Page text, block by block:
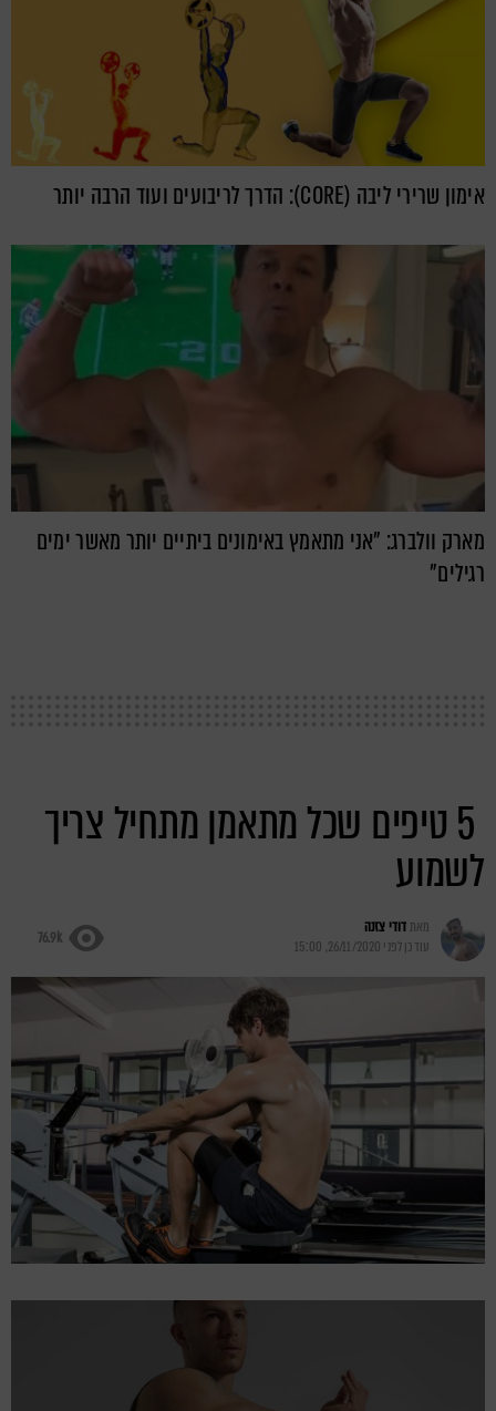
אימון שרירי ליבה (CORE): הדרך לריבועים ועוד הרבה יותר
מארק וולברג: "אני מתאמץ באימונים ביתיים יותר מאשר ימים
רגילים"
5 טיפים שכל מתאמן מתחיל צריך
לשמוע
מאתדודי צזנה
עודכן לפני 26/11/2020, 15:00
76.9k